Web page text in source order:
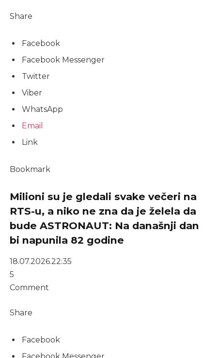
Share
Facebook
Facebook Messenger
Twitter
Viber
WhatsApp
Email
Link
Bookmark
Milioni su je gledali svake večeri na
RTS-u, a niko ne zna da je želela da
bude ASTRONAUT: Na današnji dan
bi napunila 82 godine
18.07.2026.22:35
5
Comment
Share
Facebook